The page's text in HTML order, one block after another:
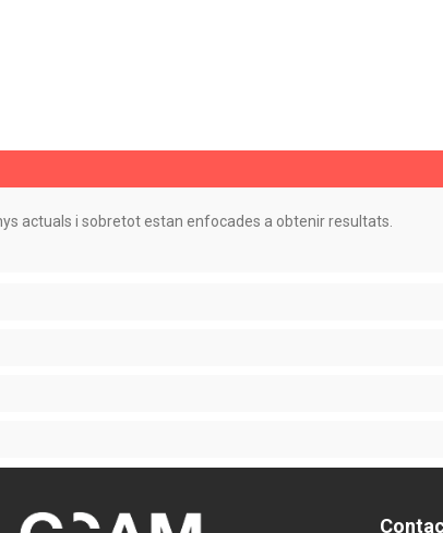
actuals i sobretot estan enfocades a obtenir resultats.